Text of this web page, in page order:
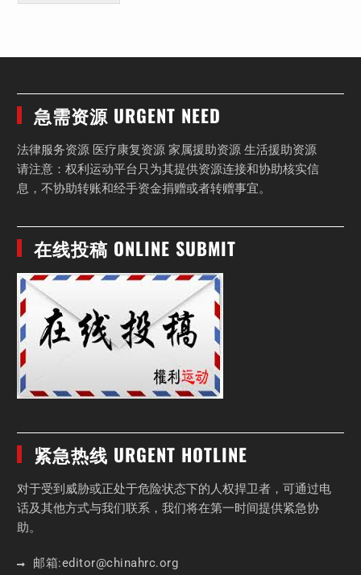
急需资源 URGENT NEED
法律服务资源 医疗康复资源 家属援助资源 生活援助资源
请注意：权利运动平台只为其提供资源连接和协助核实信
息，不协助转账和经手资金捐赠或者转赠事宜。
在线投稿 ONLINE SUBMIT
紧急热线 URGENT HOTLINE
对于受到威胁或正处于危险状态下的人权捍卫者，可通过电
话及其他方式与我们联系，我们将在第一时间提供紧急协
助。
邮箱:editor@chinahrc.org